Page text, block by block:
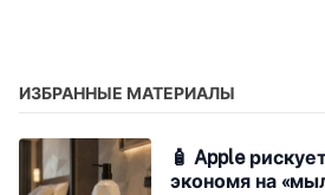
ИЗБРАННЫЕ МАТЕРИАЛЫ
🧴 Apple
экономя на